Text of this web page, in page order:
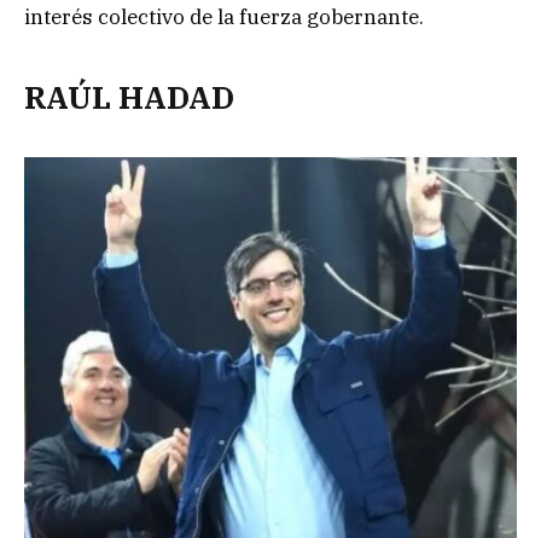
interés colectivo de la fuerza gobernante.
RAÚL HADAD